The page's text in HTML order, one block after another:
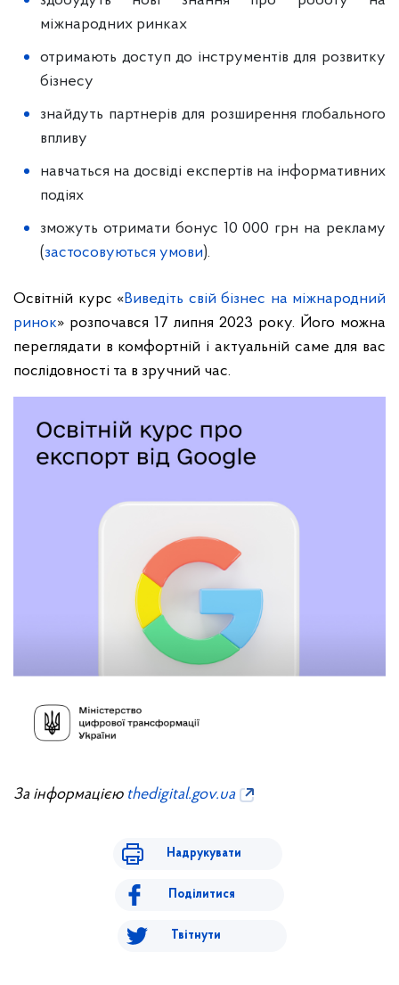
міжнародних ринках
отримають доступ до інструментів для розвитку
бізнесу
знайдуть партнерів для розширення глобального
впливу
навчаться на досвіді експертів на інформативних
подіях
зможуть отримати бонус 10 000 грн на рекламу
(застосовуються умови).
Освітній курс «Виведіть свій бізнес на міжнародний
ринок» розпочався 17 липня 2023 року. Його можна
переглядати в комфортній і актуальній саме для вас
послідовності та в зручний час.
За інформацією thedigital.gov.ua
Надрукувати
Поділитися
Твітнути